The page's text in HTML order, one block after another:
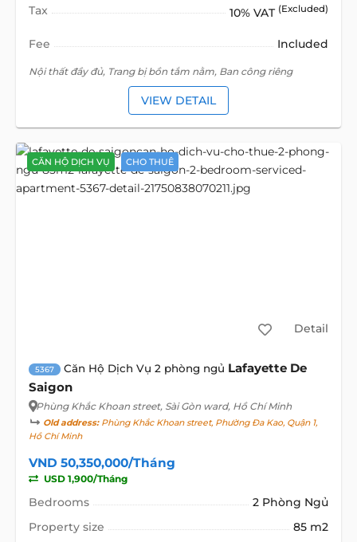
Tax 10% VAT (Excluded)
Fee Included
Nội thất đầy đủ, Trang bị bồn tắm nằm, Ban công riêng
VIEW DETAIL
CĂN HỘ DỊCH VỤ CHO THUÊ
Detail
5367 Căn Hộ Dịch Vụ 2 phòng ngủ Lafayette De
Saigon
Phùng Khắc Khoan street, Sài Gòn ward, Hồ Chí Minh
Old address:Phùng Khắc Khoan street, Phường Đa Kao, Quận 1,
Hồ Chí Minh
VND 50,350,000/Tháng
USD 1,900/Tháng
Bedrooms
2 Phòng Ngủ
Property size
85 m2